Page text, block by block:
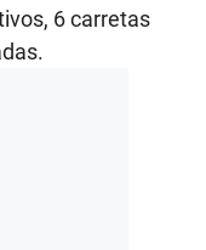
6 carretas